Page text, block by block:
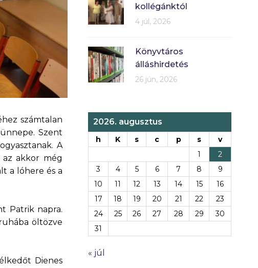
számtalan
Szent
A
akkor még
a lóhere és a
Patrik napra.
öltözve
Dienes
kollégánktól
4 júl, 2026
Könyvtáros
álláshirdetés
26 jún, 2026
2026. augusztus
h K s c p s
v
1
2
3
4 5 6 7 8
9
10
11 12 13 14 15
16
17
18 19 20 21 22
23
24
25 26 27 28 29
30
31
« júl